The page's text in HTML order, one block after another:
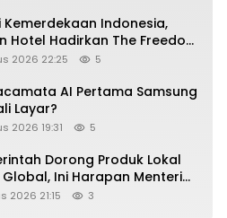
Kemerdekaan Indonesia,
Hotel Hadirkan The Freedom
45%
2026 22:25 5
AI Pertama Samsung
Layar?
2026 19:31 5
Dorong Produk Lokal
Ini Harapan Menteri
Lewat ILT dan IGT Expo
2026 21:15 3